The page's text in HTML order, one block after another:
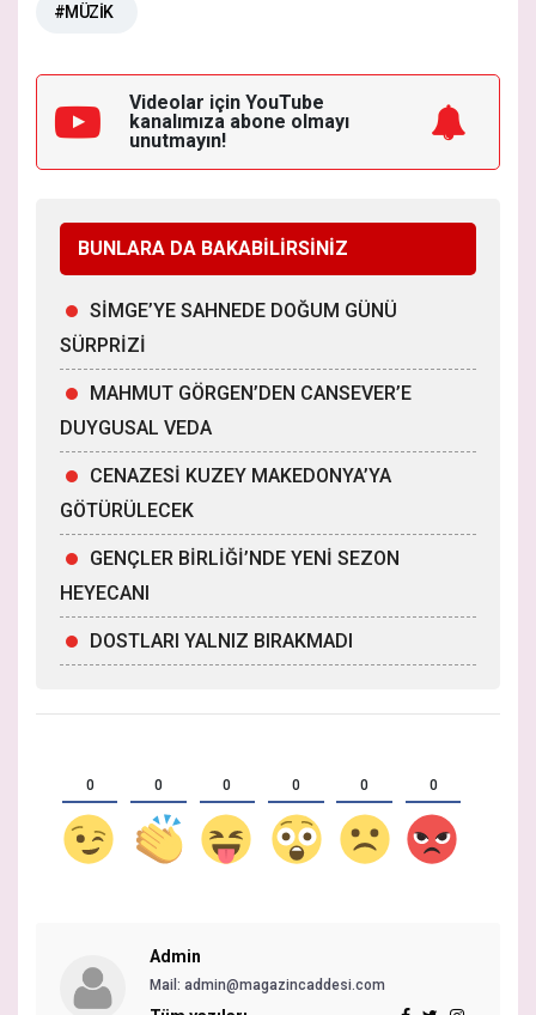
#MÜZİK
Videolar için YouTube
kanalımıza abone olmayı
unutmayın!
BUNLARA DA BAKABİLİRSİNİZ
SİMGE’YE SAHNEDE DOĞUM GÜNÜ
SÜRPRİZİ
MAHMUT GÖRGEN’DEN CANSEVER’E
DUYGUSAL VEDA
CENAZESİ KUZEY MAKEDONYA’YA
GÖTÜRÜLECEK
GENÇLER BİRLİĞİ’NDE YENİ SEZON
HEYECANI
DOSTLARI YALNIZ BIRAKMADI
0 0 0 0 0 0
Admin
Mail: admin@magazincaddesi.com